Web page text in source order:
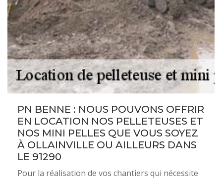
PN BENNE : NOUS POUVONS OFFRIR
EN LOCATION NOS PELLETEUSES ET
NOS MINI PELLES QUE VOUS SOYEZ
À OLLAINVILLE OU AILLEURS DANS
LE 91290
Pour la réalisation de vos chantiers qui nécessite